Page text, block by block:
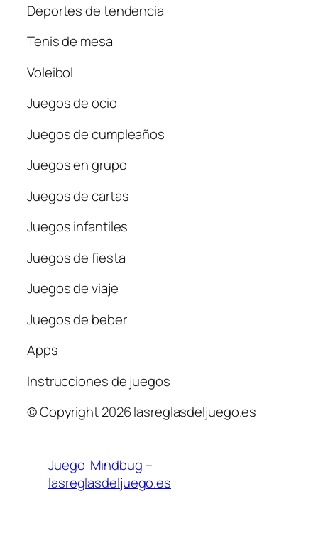
Deportes de tendencia
Tenis de mesa
Voleibol
Juegos de ocio
Juegos de cumpleaños
Juegos en grupo
Juegos de cartas
Juegos infantiles
Juegos de fiesta
Juegos de viaje
Juegos de beber
Apps
Instrucciones de juegos
© Copyright 2026 lasreglasdeljuego.es
Juego Mindbug –
lasreglasdeljuego.es